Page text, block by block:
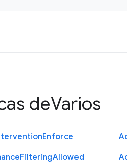
deVarios
Enforce
FilteringAllowed